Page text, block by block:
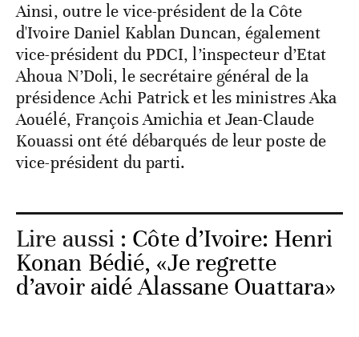
Ainsi, outre le vice-président de la Côte
d'Ivoire Daniel Kablan Duncan, également
vice-président du PDCI, l’inspecteur d’Etat
Ahoua N’Doli, le secrétaire général de la
présidence Achi Patrick et les ministres Aka
Aouélé, François Amichia et Jean-Claude
Kouassi ont été débarqués de leur poste de
vice-président du parti.
Lire aussi : Côte d’Ivoire: Henri
Konan Bédié, «Je regrette
d’avoir aidé Alassane Ouattara»